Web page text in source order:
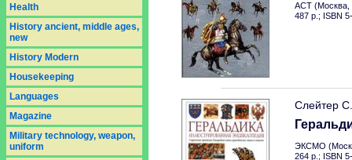
Health
History ancient, middle ages,
new
History Modern
Housekeeping
Languages
Magazine
Military technology, weapon,
uniform
АСТ (Москва,
487 p.; ISBN
Слейтер С.
ЭКСМО
264 p.; ISBN